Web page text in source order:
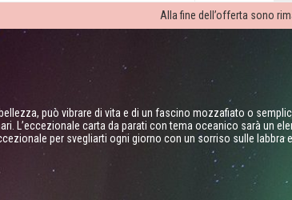
Alla fine dell’offerta sono
può vibrare di vita e di un fascino mozzafiato o
L’eccezionale carta da parati con tema oceanico sarà un
per svegliarti ogni giorno con un sorriso sulle labbra